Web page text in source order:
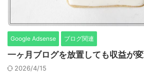
Google Adsense ブログ関連
一ヶ月ブログを放置しても収益が
2026/4/15